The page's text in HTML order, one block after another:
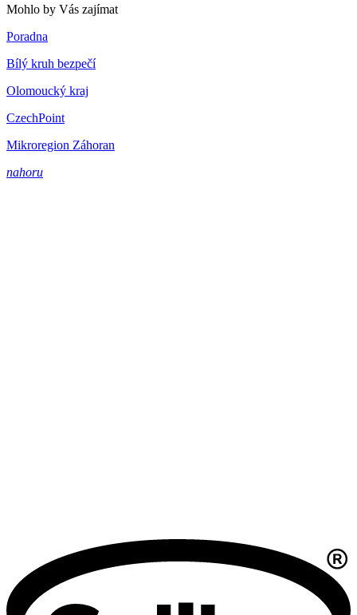
Mohlo by Vás zajímat
Poradna
Bílý kruh bezpečí
Olomoucký kraj
CzechPoint
Mikroregion Záhoran
nahoru